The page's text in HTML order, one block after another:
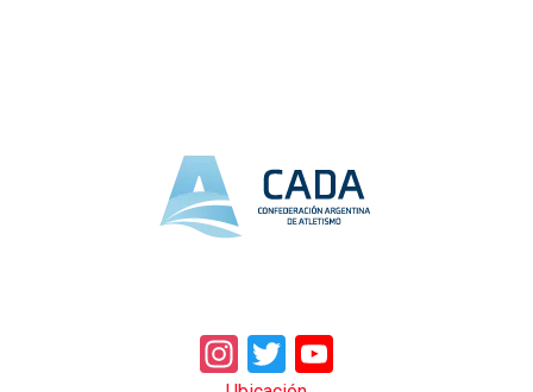
Instagram
Twitter